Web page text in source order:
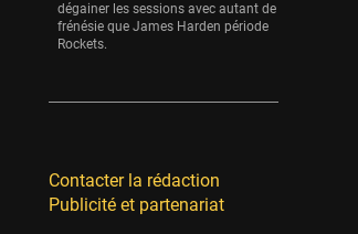
dégainer les sessions avec autant de
frénésie que James Harden période
Rockets.
Contacter la rédaction
Publicité et partenariat